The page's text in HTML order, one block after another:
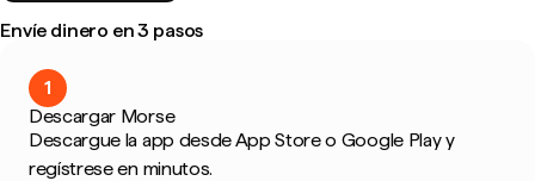
Envíe dinero en 3 pasos
1
Descargar Morse
Descargue la app desde App Store o Google Play y
regístrese en minutos.